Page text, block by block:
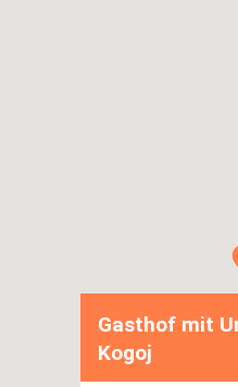
Gasthof mit
Kogoj